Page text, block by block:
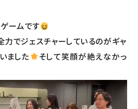
ームです
力でジェスチャーしているのがギャ
ました
そして笑顔が絶えなかっ